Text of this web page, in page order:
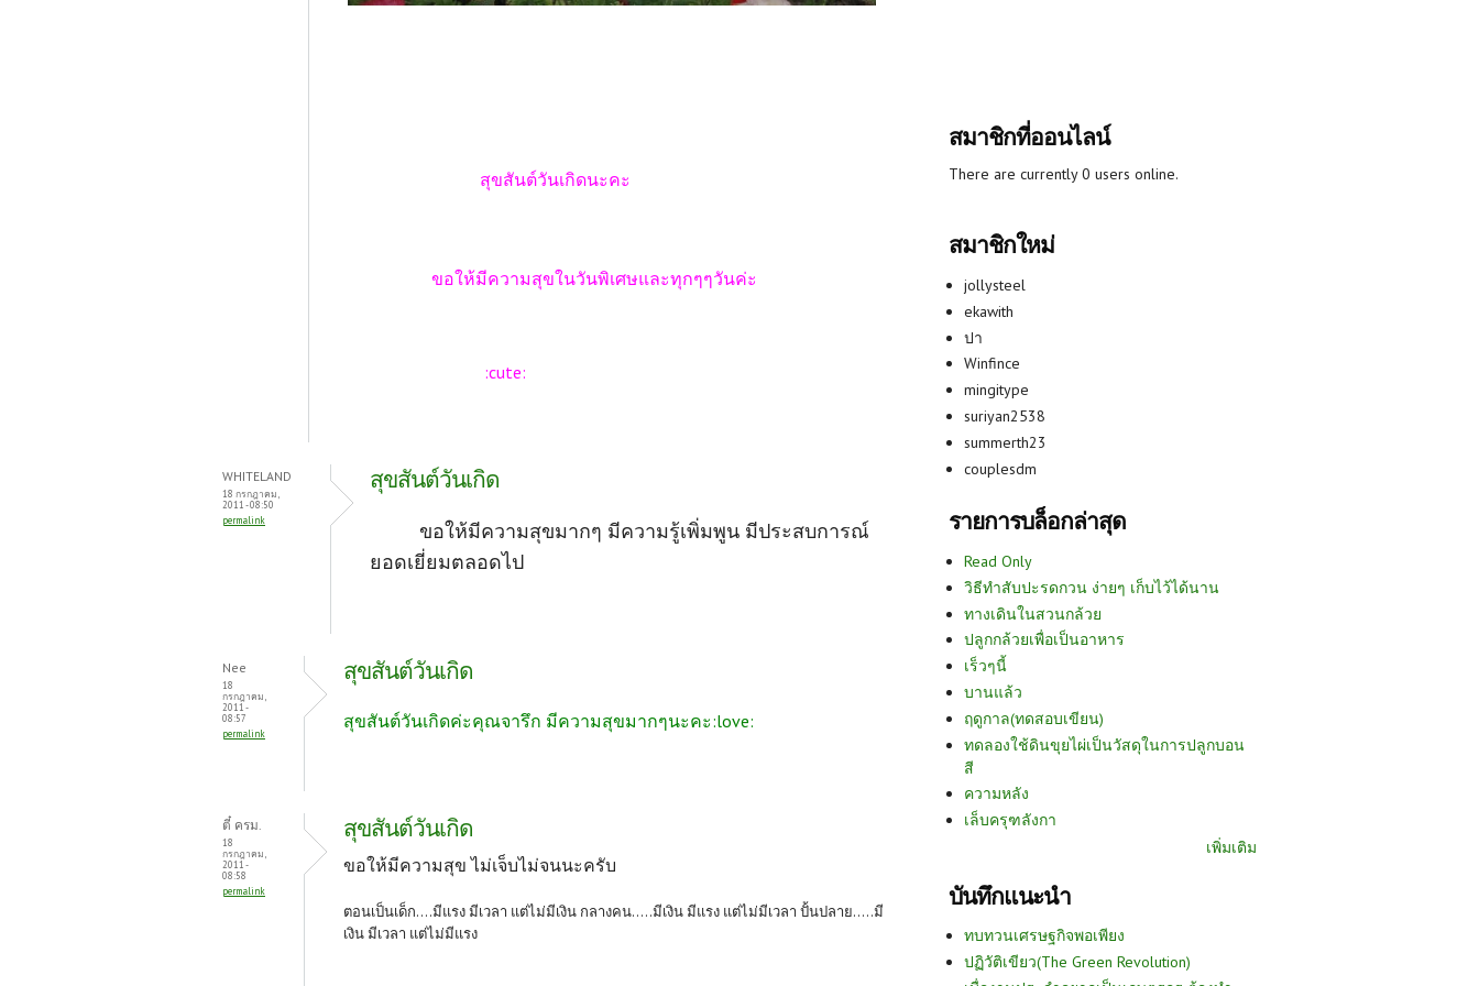
สุขสันต์วันเกิดนะคะ
ขอให้มีความสุขในวันพิเศษและทุกๆๆวันค่ะ
:cute:
WHITELAND
18 กรกฎาคม,
2011 - 08:50
permalink
สุขสันต์วันเกิด
ขอให้มีความสุขมากๆ มีความรู้เพิ่มพูน มีประสบการณ์
ยอดเยี่ยมตลอดไป
Nee
18
กรกฎาคม,
2011 -
08:57
permalink
สุขสันต์วันเกิด
สุขสันต์วันเกิดค่ะคุณจารึก มีความสุขมากๆนะคะ:love:
ตี๋ ครม.
18
กรกฎาคม,
2011 -
08:58
permalink
สุขสันต์วันเกิด
ขอให้มีความสุข ไม่เจ็บไม่จนนะครับ
ตอนเป็นเด็ก....มีแรง มีเวลา แต่ไม่มีเงิน กลางคน.....มีเงิน มีแรง แต่ไม่มีเวลา ปั้นปลาย.....มี
เงิน มีเวลา แต่ไม่มีแรง
สมาชิกที่ออนไลน์
There are currently 0 users online.
สมาชิกใหม่
jollysteel
ekawith
ปา
Winfince
mingitype
suriyan2538
summerth23
couplesdm
รายการบล็อกล่าสุด
Read Only
วิธีทำสับปะรดกวน ง่ายๆ เก็บไว้ได้นาน
ทางเดินในสวนกล้วย
ปลูกกล้วยเพื่อเป็นอาหาร
เร็วๆนี้
บานแล้ว
ฤดูกาล(ทดสอบเขียน)
ทดลองใช้ดินขุยไผ่เป็นวัสดุในการปลูกบอน
สี
ความหลัง
เล็บครุฑลังกา
เพิ่มเติม
บันทึกแนะนำ
ทบทวนเศรษฐกิจพอเพียง
ปฏิวัติเขียว(The Green Revolution)